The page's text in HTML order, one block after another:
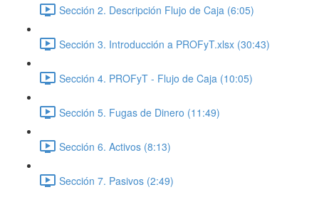
Sección 2. Descripción Flujo de Caja (6:05)
Sección 3. Introducción a PROFyT.xlsx (30:43)
Sección 4. PROFyT - Flujo de Caja (10:05)
Sección 5. Fugas de Dinero (11:49)
Sección 6. Activos (8:13)
Sección 7. Pasivos (2:49)